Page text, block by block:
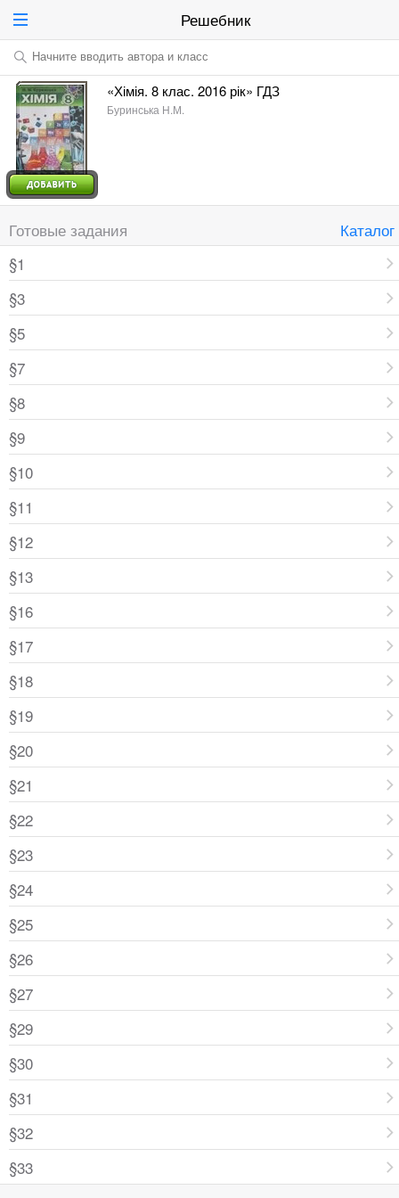
Решебник
Начните вводить автора и класс
«Хімія. 8 клас. 2016 рік» ГДЗ
Буринська Н.М.
Готовые задания
Каталог
§1
§3
§5
§7
§8
§9
§10
§11
§12
§13
§16
§17
§18
§19
§20
§21
§22
§23
§24
§25
§26
§27
§29
§30
§31
§32
§33